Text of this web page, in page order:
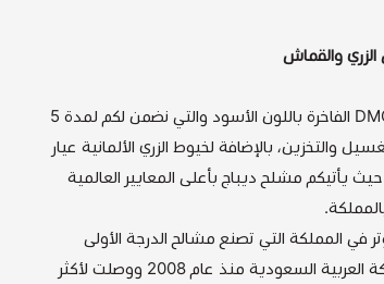
مشلح ديباج بنقش البخية المفرغ مع خيوط بريسم DMC الفاخرة باللون الأسود والتي نضمن لكم لمدة 5
والتخزين، بالإضافة لخيوط الزري الألمانية عيار
حيث يأتيكم مشلح ديباج بأعلى المعايير العالمية
في المملكة التي تصنع مشالح الدرجة الأولى
بجودة عالية وأسعار منافسة، تعمل ديباج في المملكة العربية السعودية منذ عام 2008 ووصلت لأكثر